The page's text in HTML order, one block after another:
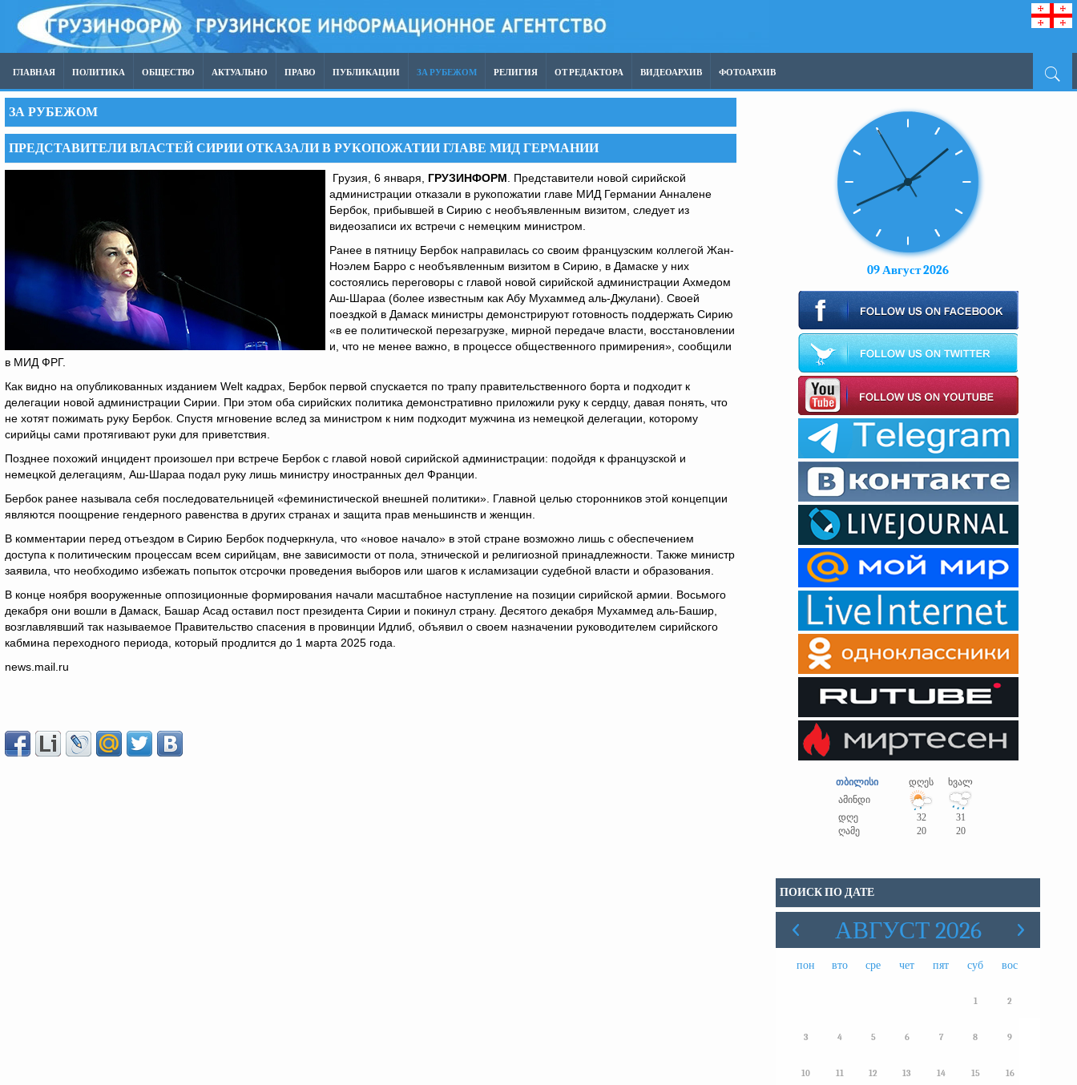
ГЛАВНАЯ ПОЛИТИКА ОБЩЕСТВО АКТУАЛЬНО ПРАВО ПУБЛИКАЦИИ ЗА РУБЕЖОМ РЕЛИГИЯ ОТ РЕДАКТОРА ВИДЕОАРХИВ ФОТОАРХИВ
ЗА РУБЕЖОМ
ПРЕДСТАВИТЕЛИ ВЛАСТЕЙ СИРИИ ОТКАЗАЛИ В РУКОПОЖАТИИ ГЛАВЕ МИД ГЕРМАНИИ
Грузия, 6 января, ГРУЗИНФОРМ . Представители новой сирийской
администрации отказали в рукопожатии главе МИД Германии Анналене
Бербок, прибывшей в Сирию с необъявленным визитом, следует из
видеозаписи их встречи с немецким министром.
Ранее в пятницу Бербок направилась со своим французским коллегой Жан-
Ноэлем Барро с необъявленным визитом в Сирию, в Дамаске у них
состоялись переговоры с главой новой сирийской администрации Ахмедом
Аш-Шараа (более известным как Абу Мухаммед аль-Джулани). Своей
поездкой в Дамаск министры демонстрируют готовность поддержать Сирию
«в ее политической перезагрузке, мирной передаче власти, восстановлении
и, что не менее важно, в процессе общественного примирения», сообщили
в МИД ФРГ.
Как видно на опубликованных изданием Welt кадрах, Бербок первой спускается по трапу правительственного борта и подходит к
делегации новой администрации Сирии. При этом оба сирийских политика демонстративно приложили руку к сердцу, давая понять, что
не хотят пожимать руку Бербок. Спустя мгновение вслед за министром к ним подходит мужчина из немецкой делегации, которому
сирийцы сами протягивают руки для приветствия.
Позднее похожий инцидент произошел при встрече Бербок с главой новой сирийской администрации: подойдя к французской и
немецкой делегациям, Аш-Шараа подал руку лишь министру иностранных дел Франции.
Бербок ранее называла себя последовательницей «феминистической внешней политики». Главной целью сторонников этой концепции
являются поощрение гендерного равенства в других странах и защита прав меньшинств и женщин.
В комментарии перед отъездом в Сирию Бербок подчеркнула, что «новое начало» в этой стране возможно лишь с обеспечением
доступа к политическим процессам всем сирийцам, вне зависимости от пола, этнической и религиозной принадлежности. Также министр
заявила, что необходимо избежать попыток отсрочки проведения выборов или шагов к исламизации судебной власти и образования.
В конце ноября вооруженные оппозиционные формирования начали масштабное наступление на позиции сирийской армии. Восьмого
декабря они вошли в Дамаск, Башар Асад оставил пост президента Сирии и покинул страну. Десятого декабря Мухаммед аль-Башир,
возглавлявший так называемое Правительство спасения в провинции Идлиб, объявил о своем назначении руководителем сирийского
кабмина переходного периода, который продлится до 1 марта 2025 года.
news.mail.ru
09 Август 2026
თბილისი დღეს
ხვალ
ამინდი
დღე
32
31
ღამე
20 20
ПОИСК ПО ДАТЕ
АВГУСТ 2026
пон вто сре чет пят суб вос
1 2
3 4 5 6 7 8 9
10 11 12 13 14 15 16